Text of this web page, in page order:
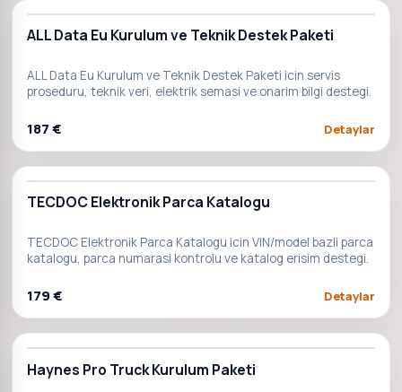
ALL Data Eu Kurulum ve Teknik Destek Paketi
ALL Data Eu Kurulum ve Teknik Destek Paketi icin servis
proseduru, teknik veri, elektrik semasi ve onarim bilgi destegi.
187 € Detaylar
TECDOC Elektronik Parca Katalogu
TECDOC Elektronik Parca Katalogu icin VIN/model bazli parca
katalogu, parca numarasi kontrolu ve katalog erisim destegi.
179 € Detaylar
Haynes Pro Truck Kurulum Paketi